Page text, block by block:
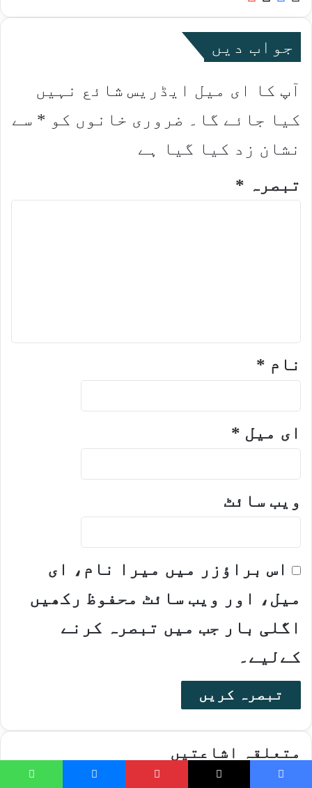
جواب دیں
آپ کا ای میل ایڈریس شائع نہیں
کیا جائے گا۔
ضروری خانوں کو * سے
نشان زد کیا گیا ہے
تبصرہ *
نام *
ای میل *
ویب‌ سائٹ
اس براؤزر میں میرا نام، ای
میل، اور ویب سائٹ محفوظ رکھیں
اگلی بار جب میں تبصرہ کرنے
کےلیے۔
متعلقہ اشاعتیں
دیئے سے ویسے ذرا پست قد